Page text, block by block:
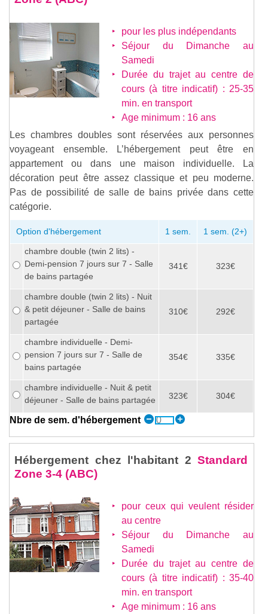
pour les plus indépendants
Séjour du Dimanche au
Samedi
Durée du trajet au centre de
cours (à titre indicatif) : 25-35
min. en transport
Age minimum : 16 ans
Les chambres doubles sont réservées aux personnes
voyageant ensemble. L’hébergement peut être en
appartement ou dans une maison individuelle. La
décoration peut être assez classique et peu moderne.
Pas de possibilité de salle de bains privée dans cette
catégorie.
Option d'hébergement 1 sem. 1 sem. (2+)
chambre double (twin 2 lits) -
Demi-pension 7 jours sur 7 - Salle
de bains partagée
341€ 323€
chambre double (twin 2 lits) - Nuit
& petit déjeuner - Salle de bains
partagée
310€ 292€
chambre individuelle - Demi-
pension 7 jours sur 7 - Salle de
bains partagée
354€ 335€
chambre individuelle - Nuit & petit
déjeuner - Salle de bains partagée
323€ 304€
Nbre de sem. d'hébergement
Hébergement chez l'habitant 2 Standard
Zone 3-4 (ABC)
pour ceux qui veulent résider
au centre
Séjour du Dimanche au
Samedi
Durée du trajet au centre de
cours (à titre indicatif) : 35-40
min. en transport
Age minimum : 16 ans